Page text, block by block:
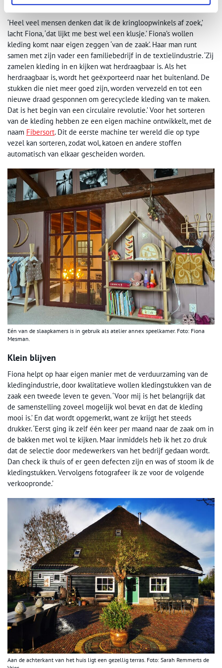
Foto: Fiona Mesman.
‘Heel veel mensen denken dat ik de kringloopwinkels af zoek,’
lacht Fiona, ‘dat lijkt me best wel een klusje.’ Fiona’s wollen
kleding komt naar eigen zeggen ‘van de zaak’. Haar man runt
samen met zijn vader een familiebedrijf in de textielindustrie. ‘Zij
zamelen kleding in en kijken wat herdraagbaar is. Als het
herdraagbaar is, wordt het geëxporteerd naar het buitenland. De
stukken die niet meer goed zijn, worden vervezeld en tot een
nieuwe draad gesponnen om gerecyclede kleding van te maken.
Dat is het begin van een circulaire revolutie.’ Voor het sorteren
van de kleding hebben ze een eigen machine ontwikkelt, met de
naam Fibersort. Dit de eerste machine ter wereld die op type
vezel kan sorteren, zodat wol, katoen en andere stoffen
automatisch van elkaar gescheiden worden.
Eén van de slaapkamers is in gebruik als atelier annex speelkamer. Foto: Fiona
Mesman.
Klein blijven
Fiona helpt op haar eigen manier met de verduurzaming van de
kledingindustrie, door kwalitatieve wollen kledingstukken van de
zaak een tweede leven te geven. ‘Voor mij is het belangrijk dat
de samenstelling zoveel mogelijk wol bevat en dat de kleding
mooi is.’ En dat wordt opgemerkt, want ze krijgt het steeds
drukker. ‘Eerst ging ik zelf één keer per maand naar de zaak om in
de bakken met wol te kijken. Maar inmiddels heb ik het zo druk
dat de selectie door medewerkers van het bedrijf gedaan wordt.
Dan check ik thuis of er geen defecten zijn en was of stoom ik de
kledingstukken. Vervolgens fotografeer ik ze voor de volgende
verkoopronde.’
Aan de achterkant van het huis ligt een gezellig terras. Foto: Sarah Remmerts de